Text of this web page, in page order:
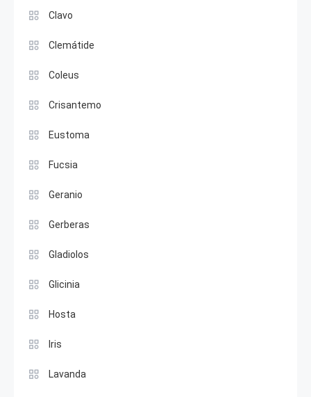
Clavo
Clemátide
Coleus
Crisantemo
Eustoma
Fucsia
Geranio
Gerberas
Gladiolos
Glicinia
Hosta
Iris
Lavanda